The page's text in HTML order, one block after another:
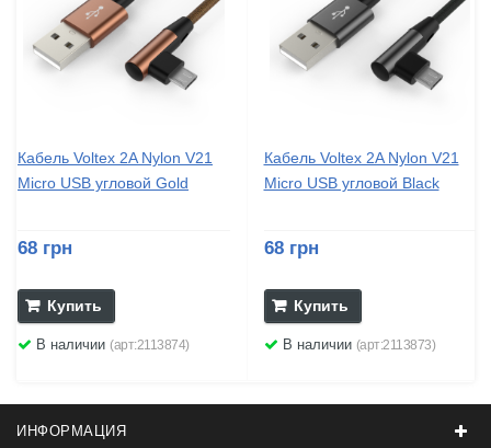
Кабель Voltex 2A Nylon V21
Micro USB угловой Gold
68 грн
Купить
В наличии (арт:2113874)
Кабель Voltex 2A Nylon V21
Micro USB угловой Black
68 грн
Купить
В наличии (арт:2113873)
ИНФОРМАЦИЯ